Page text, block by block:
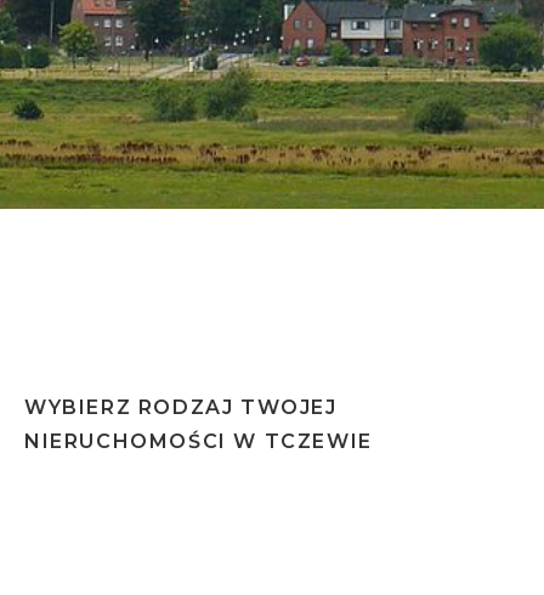
Dla tego miasta wykonujemy certyfikat w 48h
WYBIERZ RODZAJ TWOJEJ
NIERUCHOMOŚCI W TCZEWIE